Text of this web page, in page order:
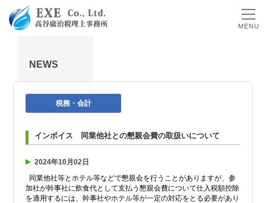
MENU
NEWS
税務・会計
インボイス 同業他社との懇親会費の取扱いについて
2024年10月02日
同業他社等とホテル等などで懇親会を行うことがありますが、参
加社が幹事社に飲食代として支払う懇親会費について仕入税額控除
を適用するには、幹事社やホテル等が一定の対応をとる必要があり